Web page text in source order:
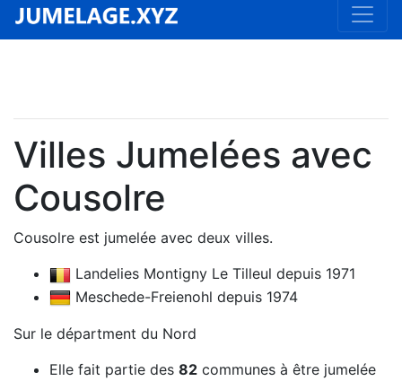
Villes Jumelées avec
Cousolre
Cousolre est jumelée avec deux villes.
Landelies Montigny Le Tilleul depuis 1971
Meschede-Freienohl depuis 1974
Sur le départment du Nord
Elle fait partie des 82 communes à être jumelée